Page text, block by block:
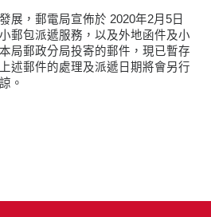
展，郵電局宣佈於 2020年2月5日
郵包派遞服務，以及外地函件及小
局郵政分局投寄的郵件，現已暫存
述郵件的處理及派遞日期將會另行
。